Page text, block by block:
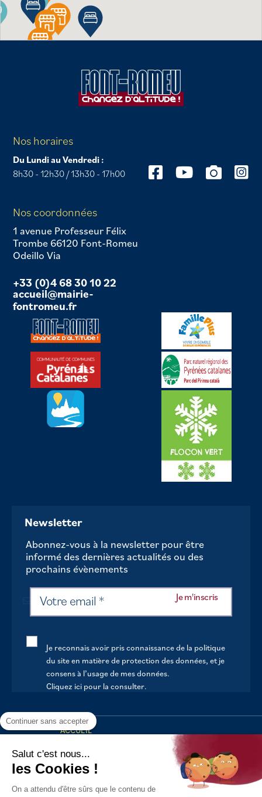
Nos horaires
Du Lundi au Vendredi :
8h30 - 12h30 / 13h30 - 17h00
Nos coordonnées
1 avenue Professeur Félix
Trombe 66120 Font-Romeu
Odeillo Via
+33 (0)4 68 30 10 22
accueil@mairie-
fontromeu.fr
Newsletter
Abonnez-vous à la newsletter pour être
informé des dernières actualités ou des
prochains évènements
Je reconnais avoir pris connaissance de la politique
du site en matière de protection des données, et je
consens à l’usage de mes données.
Cliquez ici pour la consulter.
ACCUEIL
VOTRE MAIRIE
VOTRE QUOTIDIEN
AU FIL DE LA VIE
Continuer sans accepter
Salut c'est nous...
les Cookies !
On a attendu d'être sûrs que le contenu de